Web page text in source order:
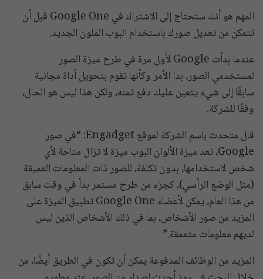
المهم هو أنك ستحتاج إلى الاشتراك في Google One قبل أن
تتمكن من تعديل صورك باستخدام البوب ​​الملون الجديد.
عندما بدأت Google لأول مرة في طرح ميزة الصور
لمستخدمي الصور، بدا الأمر وكأنها تقوم بتحويل أداة مجانية
سابقًا إلى شيء يتعين عليك دفع ثمنه، ولكن هذا ليس هو الحال،
وفقًا للشركة.
قال متحدث باسم الشركة لموقع Engadget: “في صور
Google، تعد ميزة الألوان البوب ​​ميزة لا تزال متاحة لأي
شخص لاستخدامها، بدون تكلفة، للصور ذات المعلومات العميقة
(مثل الوضع الرأسي)، كجزء من طرح مستمر بدأ في وقت سابق
من هذا العام، يمكن لأعضاء Google One تطبيق الميزة على
المزيد من صور الأشخاص، بما في ذلك الأشخاص الذين ليس
لديهم معلومات متعمقة.”
المزيد من الوظائف المدفوعة يمكن أن تكون في الطريق أيضًا، من